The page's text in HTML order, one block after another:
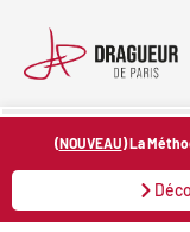
content
(NOUVEAU) La